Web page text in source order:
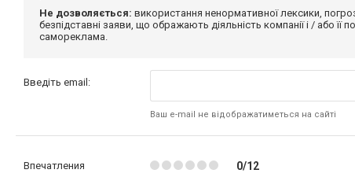
Не дозволяється: використання ненормативної лексики,
безпідставні заяви, що ображають діяльність компанії і / або
самореклама.
Введіть email:
Ваш e-mail не відображатиметься на сайті
Впечатления 0/12